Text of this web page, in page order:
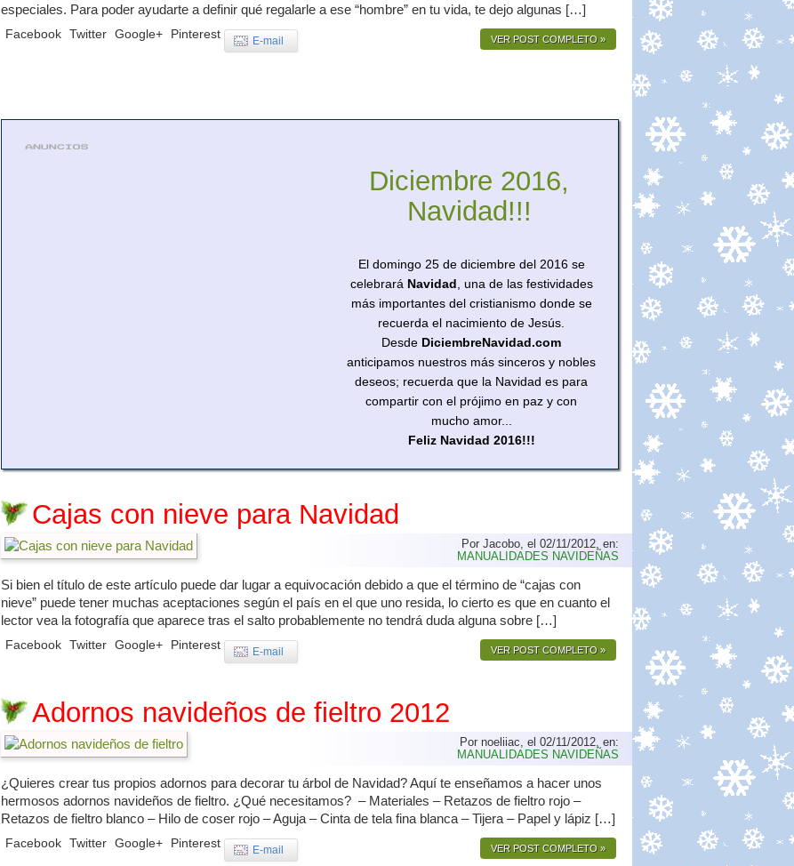
especiales. Para poder ayudarte a definir qué regalarle a ese “hombre” en tu vida, te dejo algunas […]
Facebook Twitter Google+ Pinterest E-mail VER POST COMPLETO »
Diciembre 2016,
Navidad!!!
El domingo 25 de diciembre del 2016 se
celebrará Navidad , una de las festividades
más importantes del cristianismo donde se
recuerda el nacimiento de Jesús.
Desde DiciembreNavidad.com
anticipamos nuestros más sinceros y nobles
deseos; recuerda que la Navidad es para
compartir con el prójimo en paz y con
mucho amor...
Feliz Navidad 2016!!!
Cajas con nieve para Navidad
Por Jacobo, el 02/11/2012, en:
MANUALIDADES NAVIDEÑAS
Si bien el título de este artículo puede dar lugar a equivocación debido a que el término de “cajas con
nieve” puede tener muchas aceptaciones según el país en el que uno resida, lo cierto es que en cuanto el
lector vea la fotografía que aparece tras el salto probablemente no tendrá duda alguna sobre […]
Facebook Twitter Google+ Pinterest E-mail VER POST COMPLETO »
Adornos navideños de fieltro 2012
Por noeliiac, el 02/11/2012, en:
MANUALIDADES NAVIDEÑAS
¿Quieres crear tus propios adornos para decorar tu árbol de Navidad? Aquí te enseñamos a hacer unos
hermosos adornos navideños de fieltro. ¿Qué necesitamos? – Materiales – Retazos de fieltro rojo –
Retazos de fieltro blanco – Hilo de coser rojo – Aguja – Cinta de tela fina blanca – Tijera – Papel y lápiz […]
Facebook Twitter Google+ Pinterest E-mail VER POST COMPLETO »